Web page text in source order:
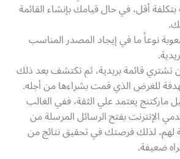
أقل، في حال قيامك بإنشاء القائمة
نوعاً ما في إيجاد المصدر المناسب
تشتري قائمة بريدية، ثم تكتشف بعد ذلك
للغرض الذي قمت بشراءها من أجله.
ماركتنج يعتمد علي الثقة، ففي الغالب
الإنترنت بفتح الرسائل المرسلة من
لهم، لذلك فرصتك في تحقيق نتائج من
ضعيفة.